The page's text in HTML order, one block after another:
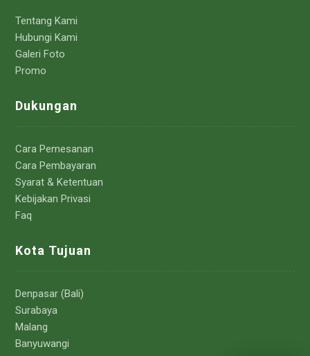
Tentang Kami
Hubungi Kami
Galeri Foto
Promo
Dukungan
Cara Pemesanan
Cara Pembayaran
Syarat & Ketentuan
Kebijakan Privasi
Faq
Kota Tujuan
Denpasar (Bali)
Surabaya
Malang
Banyuwangi